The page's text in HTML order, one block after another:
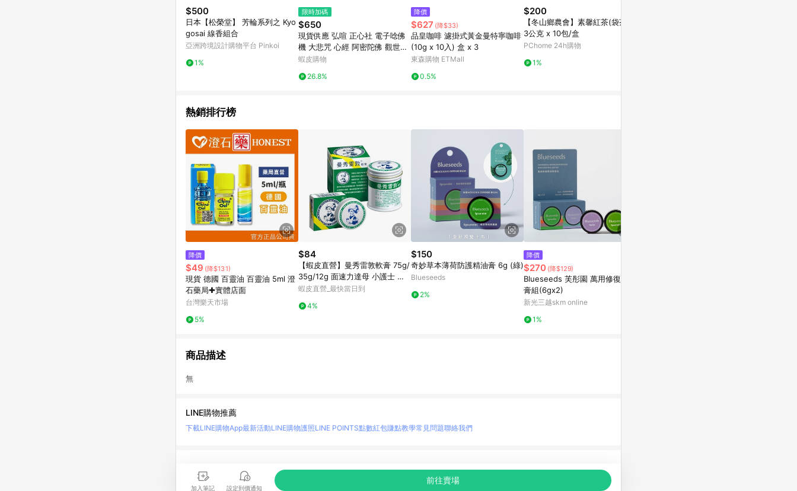
$500
日本【松榮堂】 芳輪系列之 Kyo
gosai 線香組合
亞洲跨境設計購物平台 Pinkoi
1%
限時加碼
$650
現貨供應 弘喧 正心社 電子唸佛
機 大悲咒 心經 阿密陀佛 觀世音
菩薩 南無地藏王菩薩 音質清晰
蝦皮購物
26.8%
降價
$627 (降$33)
品皇咖啡 濾掛式黃金曼特寧咖啡
(10g x 10入) 盒 x 3
東森購物 ETMall
0.5%
$200
【冬山鄉農會】素馨紅茶(袋茶)
3公克 x 10包/盒
PChome 24h購物
1%
熱銷排行榜
降價
$49 (降$131)
現貨 德國 百靈油 百靈油 5ml 澄
石藥局✚實體店面
台灣樂天市場
5%
$84
【蝦皮直營】曼秀雷敦軟膏 75g/
35g/12g 面速力達母 小護士 家
庭必備 蚊蟲膏 曼秀雷敦 軟膏 乙
蝦皮直營_最快當日到
4%
$150
奇妙草本薄荷防護精油膏 6g (綠)
Blueseeds
2%
降價
$270 (降$129)
Blueseeds 芙彤園 萬用修復精油
膏組(6gx2)
新光三越skm online
1%
商品描述
無
加入筆記 設定到價通知
前往賣場
LINE購物推薦
下載LINE購物App最新活動LINE購物護照LINE POINTS點數紅包賺點教學常見問題聯絡我們
LINE 購物是匯集購物情報與商品資訊的整合性平台，並依購物情報中的趨勢與風格做合作網路商家的延伸商品推薦，商品資料更新會有
時間差，請務必點擊商品至各合作網路商家，確認現售價與購物條件，一切資訊以合作廠商網頁為準。